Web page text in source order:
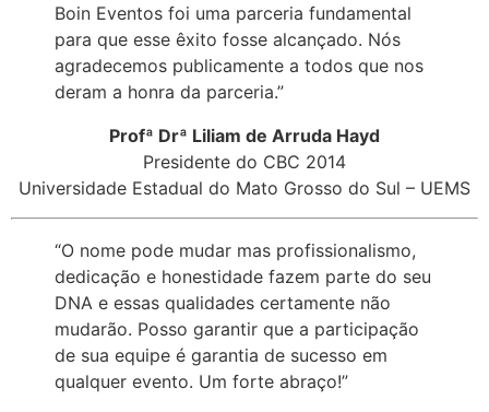
Boin Eventos foi uma parceria fundamental
para que esse êxito fosse alcançado. Nós
agradecemos publicamente a todos que nos
deram a honra da parceria.”
Profª Drª Liliam de Arruda Hayd
Presidente do CBC 2014
Universidade Estadual do Mato Grosso do Sul – UEMS
“O nome pode mudar mas profissionalismo,
dedicação e honestidade fazem parte do seu
DNA e essas qualidades certamente não
mudarão. Posso garantir que a participação
de sua equipe é garantia de sucesso em
qualquer evento. Um forte abraço!”